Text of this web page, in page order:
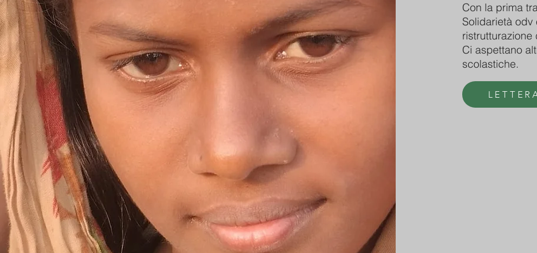
Con la prima
Solidarietà
ristrutturazione
Ci aspettano
scolastiche.